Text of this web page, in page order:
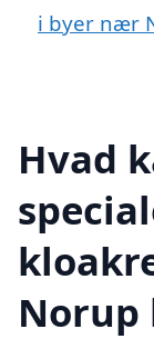
i byer nær
Hvad
Norup